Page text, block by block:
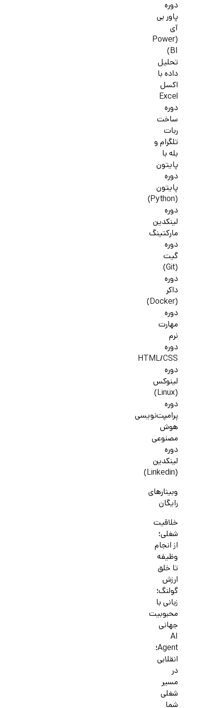
دوره
پاور بی
آی
(Power
BI)
تحلیل
داده با
اکسل
Excel
دوره
ساخت
ربات
تلگرام و
بله با
پایتون
دوره
پایتون
(Python)
دوره
لینکدین
مارکتینگ
دوره
گیت
(Git)
دوره
داکر
(Docker)
دوره
مهارت
نرم
دوره
HTML/CSS
دوره
لینوکس
(Linux)
دوره
پرامپت‌نویسی
هوش
مصنوعی
دوره
لینکدین
(Linkedin)
وبینارهای
رایگان
خلاقیت
شغلی؛
از انجام
وظیفه
تا خلق
ارزش
گولنگ؛
زبانی با
محبوبیت
جهانی
AI
Agent؛
انقلابی
در
مسیر
شغلی